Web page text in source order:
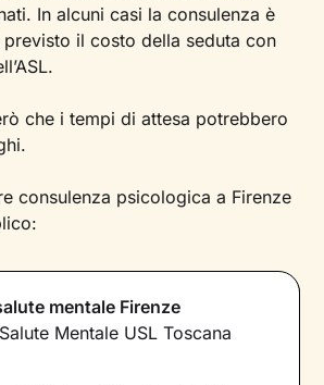
In alcuni casi la consulenza è
il costo della seduta con
che i tempi di attesa potrebbero
consulenza psicologica a Firenze
mentale Firenze
Mentale USL Toscana